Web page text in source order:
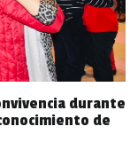
durante
de